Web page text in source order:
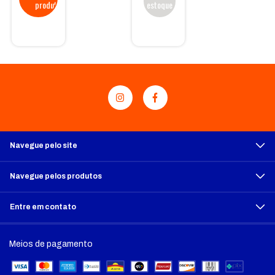
estoque
Navegue pelo site
Navegue pelos produtos
Entre em contato
Meios de pagamento